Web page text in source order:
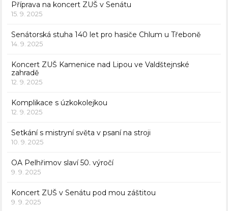
Příprava na koncert ZUŠ v Senátu
15. 9. 2025
Senátorská stuha 140 let pro hasiče Chlum u Třeboně
14. 9. 2025
Koncert ZUŠ Kamenice nad Lipou ve Valdštejnské
zahradě
12. 9. 2025
Komplikace s úzkokolejkou
12. 9. 2025
Setkání s mistryní světa v psaní na stroji
10. 9. 2025
OA Pelhřimov slaví 50. výročí
9. 9. 2025
Koncert ZUŠ v Senátu pod mou záštitou
9. 9. 2025